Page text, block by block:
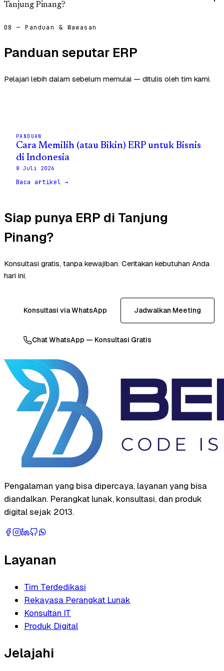
Tanjung Pinang?
08 — Panduan & Wawasan
Panduan seputar ERP
Pelajari lebih dalam sebelum memulai — ditulis oleh tim kami.
PANDUAN
Cara Memilih (atau Bikin) ERP untuk Bisnis
di Indonesia
8 Juli 2026
Baca artikel →
Siap punya ERP di Tanjung
Pinang?
Konsultasi gratis, tanpa kewajiban. Ceritakan kebutuhan Anda
hari ini.
Konsultasi via WhatsApp Jadwalkan Meeting
Chat WhatsApp — Konsultasi Gratis
Pengalaman yang bisa dipercaya, layanan yang bisa
diandalkan. Perangkat lunak, konsultasi, dan produk
digital sejak 2013.
Layanan
Tim Terdedikasi
Rekayasa Perangkat Lunak
Konsultan IT
Produk Digital
Jelajahi